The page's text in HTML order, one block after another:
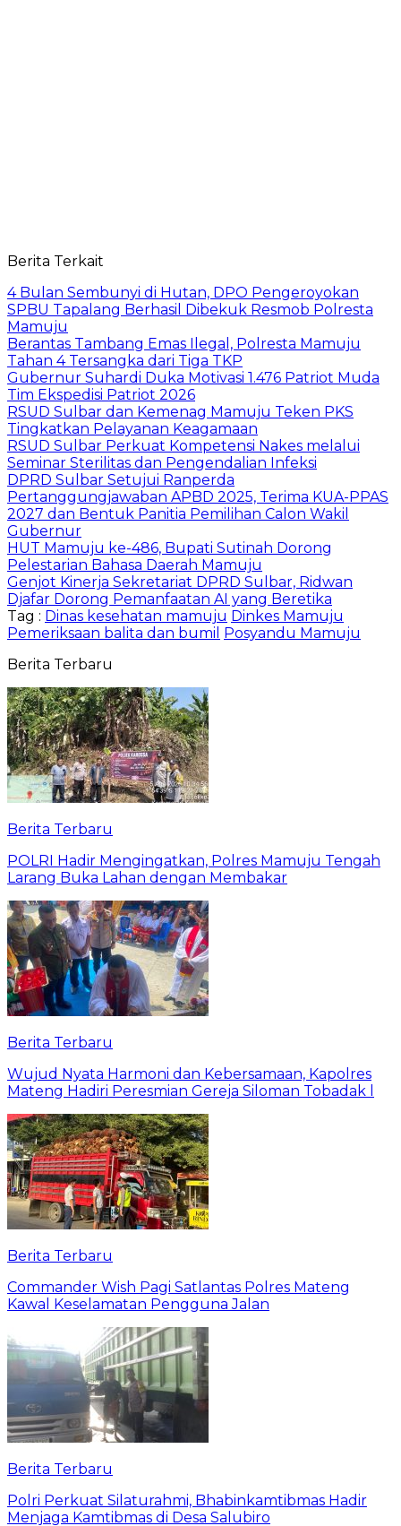
Berita Terkait
4 Bulan Sembunyi di Hutan, DPO Pengeroyokan
SPBU Tapalang Berhasil Dibekuk Resmob Polresta
Mamuju
Berantas Tambang Emas Ilegal, Polresta Mamuju
Tahan 4 Tersangka dari Tiga TKP
Gubernur Suhardi Duka Motivasi 1.476 Patriot Muda
Tim Ekspedisi Patriot 2026
RSUD Sulbar dan Kemenag Mamuju Teken PKS
Tingkatkan Pelayanan Keagamaan
RSUD Sulbar Perkuat Kompetensi Nakes melalui
Seminar Sterilitas dan Pengendalian Infeksi
DPRD Sulbar Setujui Ranperda
Pertanggungjawaban APBD 2025, Terima KUA-PPAS
2027 dan Bentuk Panitia Pemilihan Calon Wakil
Gubernur
HUT Mamuju ke-486, Bupati Sutinah Dorong
Pelestarian Bahasa Daerah Mamuju
Genjot Kinerja Sekretariat DPRD Sulbar, Ridwan
Djafar Dorong Pemanfaatan AI yang Beretika
Tag : Dinas kesehatan mamuju Dinkes Mamuju
Pemeriksaan balita dan bumil Posyandu Mamuju
Berita Terbaru
Berita Terbaru
POLRI Hadir Mengingatkan, Polres Mamuju Tengah
Larang Buka Lahan dengan Membakar
Berita Terbaru
Wujud Nyata Harmoni dan Kebersamaan, Kapolres
Mateng Hadiri Peresmian Gereja Siloman Tobadak l
Berita Terbaru
Commander Wish Pagi Satlantas Polres Mateng
Kawal Keselamatan Pengguna Jalan
Berita Terbaru
Polri Perkuat Silaturahmi, Bhabinkamtibmas Hadir
Menjaga Kamtibmas di Desa Salubiro